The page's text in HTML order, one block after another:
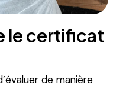
le certificat
de manière